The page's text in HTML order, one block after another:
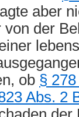
aber
der
ob §
Abs. 2